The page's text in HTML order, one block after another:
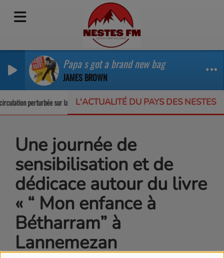
Papa s got a brand new bag
JAMES BROWN
L'ACTUALITÉ DU PAYS DES NESTES
perturbée sur la RD123 Un appel à projets pour protéger la
Une journée de
sensibilisation et de
dédicace autour du livre
« “ Mon enfance à
Bétharram” à
Lannemezan